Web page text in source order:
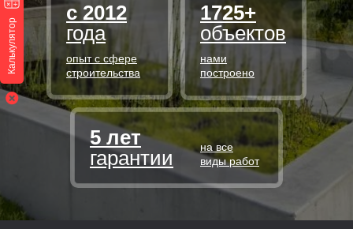
на все
виды работ
5 лет
гарантии
нами
построено
1725+
объектов
опыт с сфере
строительства
с 2012
года
Калькулятор